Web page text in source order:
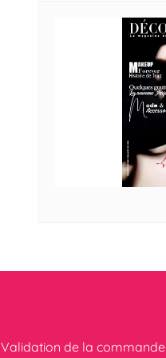
Validation de la commande